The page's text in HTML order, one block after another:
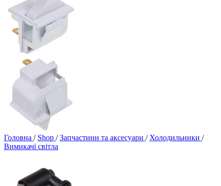
Головна / Shop / Запчастини та аксесуари / Холодильники /
Вимикачі світла